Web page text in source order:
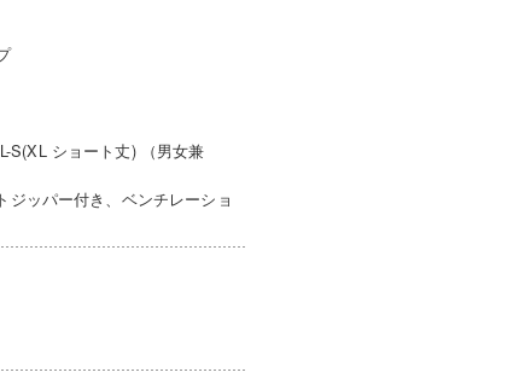
S(XL ショート丈) （男女兼
ジッパー付き、ベンチレーショ